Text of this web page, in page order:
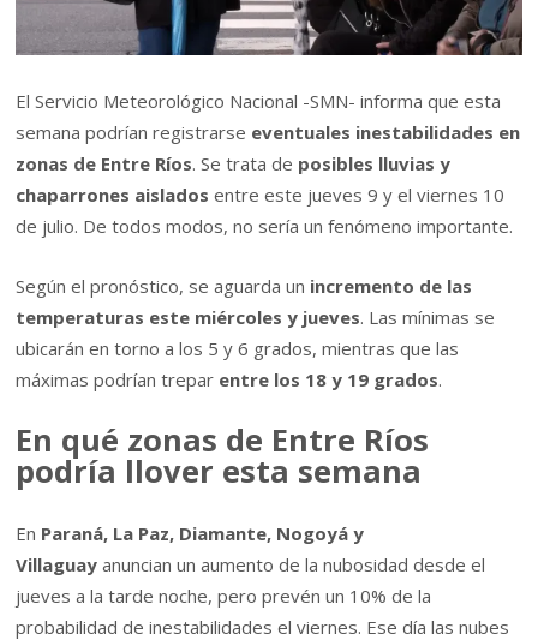
El Servicio Meteorológico Nacional -SMN- informa que esta
semana podrían registrarse eventuales inestabilidades en
zonas de Entre Ríos. Se trata de posibles lluvias y
chaparrones aislados entre este jueves 9 y el viernes 10
de julio. De todos modos, no sería un fenómeno importante.
Según el pronóstico, se aguarda un incremento de las
temperaturas este miércoles y jueves. Las mínimas se
ubicarán en torno a los 5 y 6 grados, mientras que las
máximas podrían trepar entre los 18 y 19 grados.
En qué zonas de Entre Ríos
podría llover esta semana
En Paraná, La Paz, Diamante, Nogoyá y
Villaguay anuncian un aumento de la nubosidad desde el
jueves a la tarde noche, pero prevén un 10% de la
probabilidad de inestabilidades el viernes. Ese día las nubes